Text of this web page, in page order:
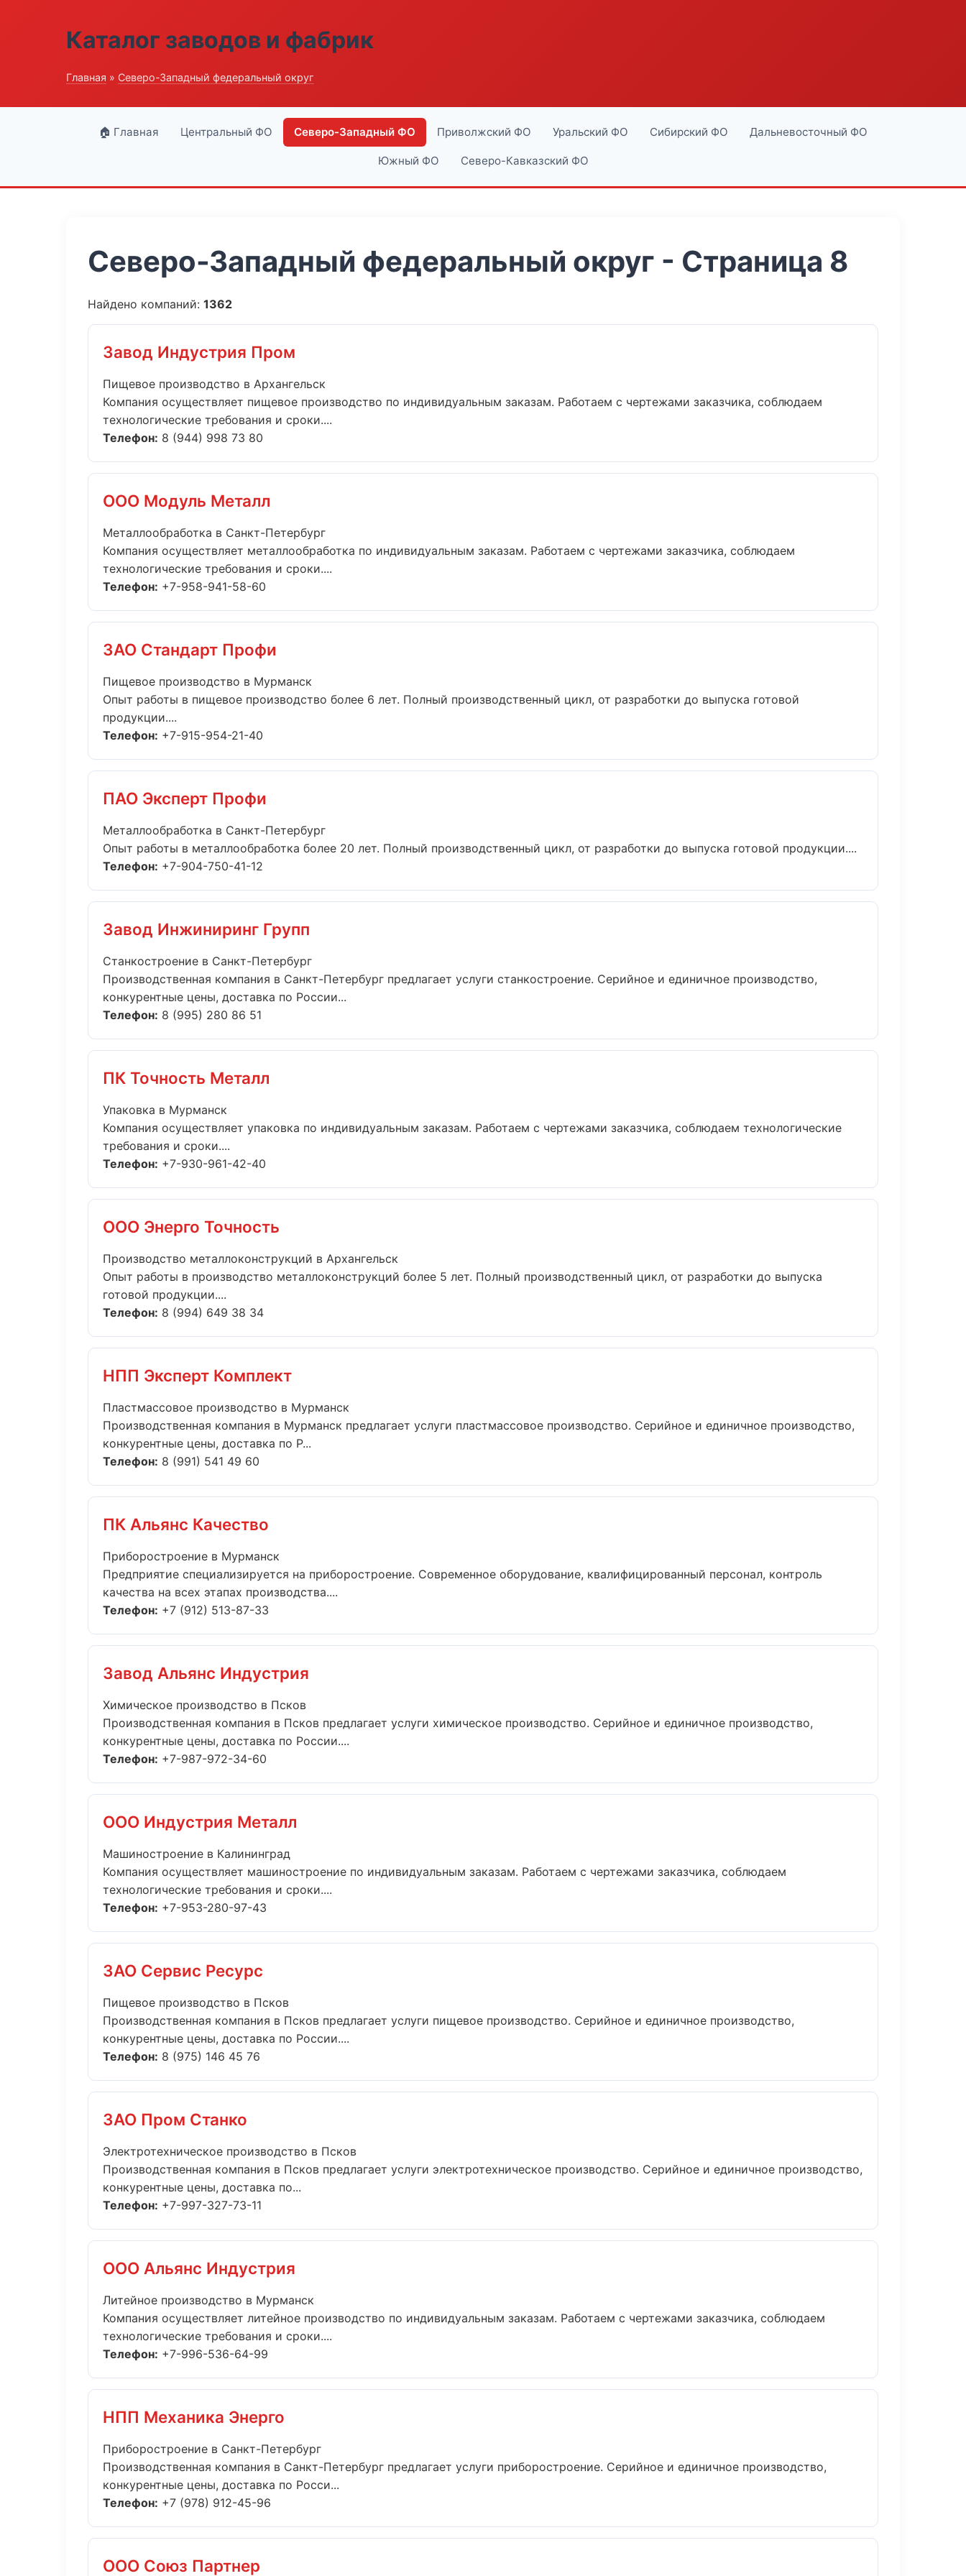
Каталог заводов и фабрик
Главная » Северо-Западный федеральный округ
🏠 Главная Центральный ФО Северо-Западный ФО Приволжский ФО Уральский ФО Сибирский ФО Дальневосточный ФО
Южный ФО Северо-Кавказский ФО
Северо-Западный федеральный округ - Страница 8
Найдено компаний: 1362
Завод Индустрия Пром
Пищевое производство в Архангельск
Компания осуществляет пищевое производство по индивидуальным заказам. Работаем с чертежами заказчика, соблюдаем
технологические требования и сроки....
Телефон: 8 (944) 998 73 80
ООО Модуль Металл
Металлообработка в Санкт-Петербург
Компания осуществляет металлообработка по индивидуальным заказам. Работаем с чертежами заказчика, соблюдаем
технологические требования и сроки....
Телефон: +7-958-941-58-60
ЗАО Стандарт Профи
Пищевое производство в Мурманск
Опыт работы в пищевое производство более 6 лет. Полный производственный цикл, от разработки до выпуска готовой
продукции....
Телефон: +7-915-954-21-40
ПАО Эксперт Профи
Металлообработка в Санкт-Петербург
Опыт работы в металлообработка более 20 лет. Полный производственный цикл, от разработки до выпуска готовой продукции....
Телефон: +7-904-750-41-12
Завод Инжиниринг Групп
Станкостроение в Санкт-Петербург
Производственная компания в Санкт-Петербург предлагает услуги станкостроение. Серийное и единичное производство,
конкурентные цены, доставка по России...
Телефон: 8 (995) 280 86 51
ПК Точность Металл
Упаковка в Мурманск
Компания осуществляет упаковка по индивидуальным заказам. Работаем с чертежами заказчика, соблюдаем технологические
требования и сроки....
Телефон: +7-930-961-42-40
ООО Энерго Точность
Производство металлоконструкций в Архангельск
Опыт работы в производство металлоконструкций более 5 лет. Полный производственный цикл, от разработки до выпуска
готовой продукции....
Телефон: 8 (994) 649 38 34
НПП Эксперт Комплект
Пластмассовое производство в Мурманск
Производственная компания в Мурманск предлагает услуги пластмассовое производство. Серийное и единичное производство,
конкурентные цены, доставка по Р...
Телефон: 8 (991) 541 49 60
ПК Альянс Качество
Приборостроение в Мурманск
Предприятие специализируется на приборостроение. Современное оборудование, квалифицированный персонал, контроль
качества на всех этапах производства....
Телефон: +7 (912) 513-87-33
Завод Альянс Индустрия
Химическое производство в Псков
Производственная компания в Псков предлагает услуги химическое производство. Серийное и единичное производство,
конкурентные цены, доставка по России....
Телефон: +7-987-972-34-60
ООО Индустрия Металл
Машиностроение в Калининград
Компания осуществляет машиностроение по индивидуальным заказам. Работаем с чертежами заказчика, соблюдаем
технологические требования и сроки....
Телефон: +7-953-280-97-43
ЗАО Сервис Ресурс
Пищевое производство в Псков
Производственная компания в Псков предлагает услуги пищевое производство. Серийное и единичное производство,
конкурентные цены, доставка по России....
Телефон: 8 (975) 146 45 76
ЗАО Пром Станко
Электротехническое производство в Псков
Производственная компания в Псков предлагает услуги электротехническое производство. Серийное и единичное производство,
конкурентные цены, доставка по...
Телефон: +7-997-327-73-11
ООО Альянс Индустрия
Литейное производство в Мурманск
Компания осуществляет литейное производство по индивидуальным заказам. Работаем с чертежами заказчика, соблюдаем
технологические требования и сроки....
Телефон: +7-996-536-64-99
НПП Механика Энерго
Приборостроение в Санкт-Петербург
Производственная компания в Санкт-Петербург предлагает услуги приборостроение. Серийное и единичное производство,
конкурентные цены, доставка по Росси...
Телефон: +7 (978) 912-45-96
ООО Союз Партнер